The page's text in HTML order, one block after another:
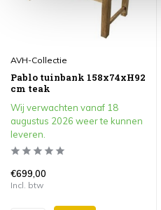
AVH-Collectie
Pablo tuinbank 158x74xH92
cm teak
Wij verwachten vanaf 18
augustus 2026 weer te kunnen
leveren.
€699,00
Incl. btw